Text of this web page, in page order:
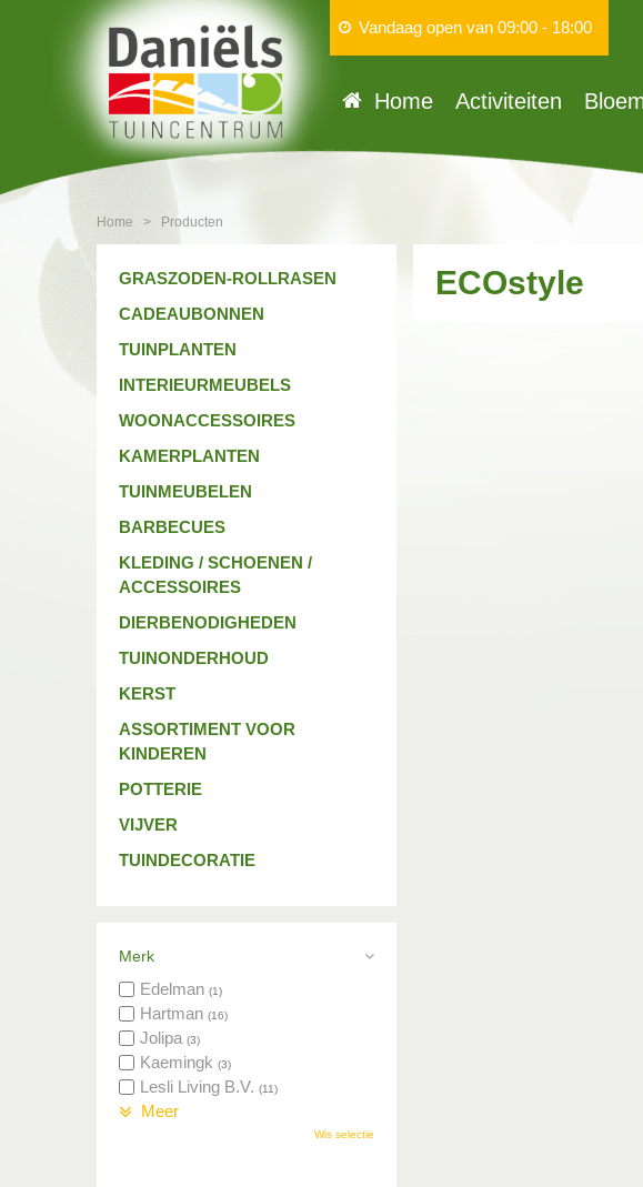
Home > Producten
Vandaag open van 09:00 - 18:00
Home Activiteiten
ECOstyle
GRASZODEN-ROLLRASEN
CADEAUBONNEN
TUINPLANTEN
INTERIEURMEUBELS
WOONACCESSOIRES
KAMERPLANTEN
TUINMEUBELEN
BARBECUES
KLEDING / SCHOENEN /
ACCESSOIRES
DIERBENODIGHEDEN
TUINONDERHOUD
KERST
ASSORTIMENT VOOR
KINDEREN
POTTERIE
VIJVER
TUINDECORATIE
Merk
Edelman (1)
Hartman (16)
Jolipa (3)
Kaemingk (3)
Lesli Living B.V. (11)
Meer
Wis selectie